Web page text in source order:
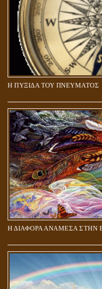
Η ΠΥΞΙΔΑ ΤΟΥ ΠΝΕΥΜΑΤΟΣ
Η ΔΙΑΦΟΡΑ ΑΝΑΜΕΣΑ ΣΤΗΝ
ΑΠΟΣΤΟΛΟΣ ΠΑΥΛΟΣ: ΠΕΡΙ